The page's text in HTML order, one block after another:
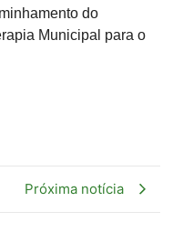
do
Municipal para o
Próxima notícia